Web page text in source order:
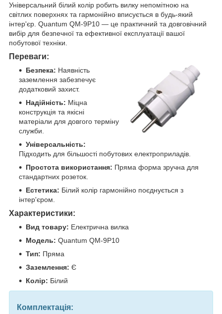
Універсальний білий колір робить вилку непомітною на
світлих поверхнях та гармонійно вписується в будь-який
інтер'єр. Quantum QM-9P10 — це практичний та довговічний
вибір для безпечної та ефективної експлуатації вашої
побутової техніки.
Переваги:
Безпека: Наявність
заземлення забезпечує
додатковий захист.
Надійність: Міцна
конструкція та якісні
матеріали для довгого терміну
служби.
Універсальність:
Підходить для більшості побутових електроприладів.
Простота використання: Пряма форма зручна для
стандартних розеток.
Естетика: Білий колір гармонійно поєднується з
інтер'єром.
Характеристики:
Вид товару: Електрична вилка
Модель: Quantum QM-9P10
Тип: Пряма
Заземлення: Є
Колір: Білий
Комплектація: